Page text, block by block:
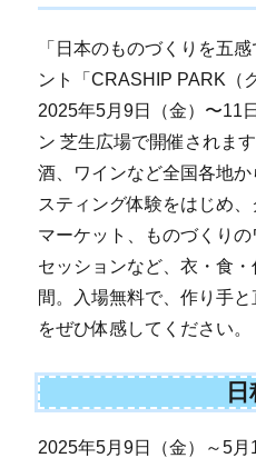
「日本のものづくりを五
ント「CRASHIP PARK（
2025年5月9日（金）〜11
ン 芝生広場で開催されま
酒、ワインなど全国各地
スティング体験をはじめ
マーケット、ものづくり
セッションなど、衣・食
間。入場無料で、作り手
をぜひ体感してください。
2025年5月9日（金）～5